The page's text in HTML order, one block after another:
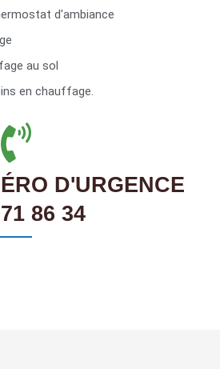
d'ambiance
au sol
en chauffage.
D'URGENCE
86 34